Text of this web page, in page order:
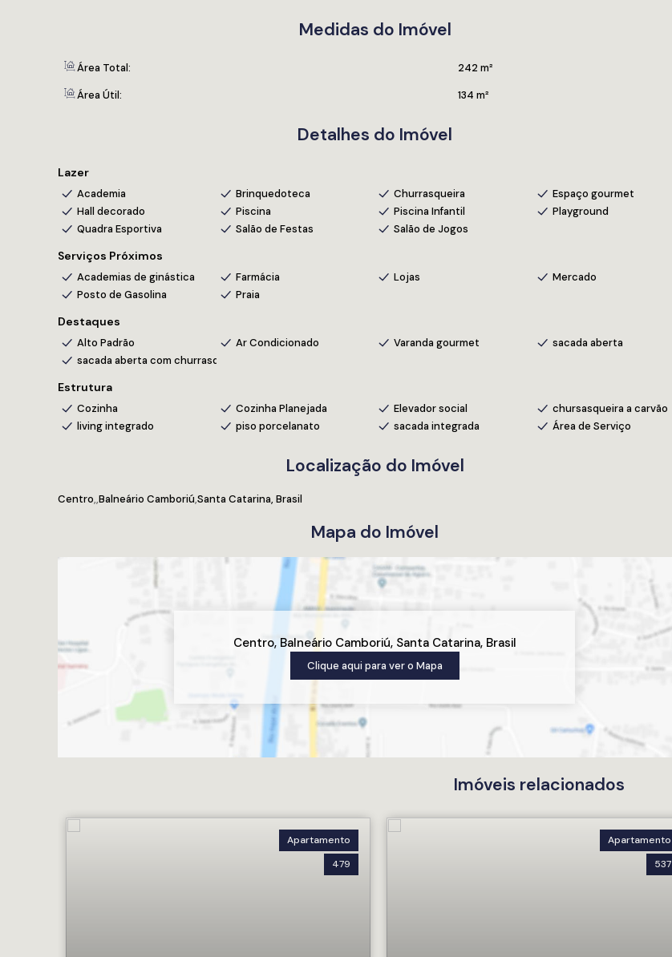
Medidas do Imóvel
Área Total:
242 m²
Área Útil:
134 m²
Detalhes do Imóvel
Lazer
Academia Brinquedoteca Churrasqueira
Espaço gourmet
Hall decorado
Piscina Piscina Infantil
Playground
Quadra Esportiva
Salão de Festas Salão de Jogos
Serviços Próximos
Academias de ginástica Farmácia Lojas
Mercado
Posto de Gasolina
Praia
Destaques
Alto Padrão Ar Condicionado Varanda gourmet
sacada aberta
sacada aberta com churrasqueira a carvão
Estrutura
Cozinha Cozinha Planejada Elevador social
chursasqueira a carvão
living integrado
piso porcelanato sacada integrada Área de Serviço
Localização do Imóvel
Centro Balneário Camboriú Santa Catarina, Brasil
Mapa do Imóvel
Centro, Balneário Camboriú, Santa Catarina, Brasil
Clique aqui para ver o Mapa
Imóveis relacionados
Apartamento
479
Apartamento
537